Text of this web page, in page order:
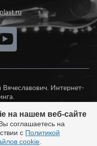
Интернет-
на нашем веб-сайте
соглашаетесь на
с Политикой
cookie